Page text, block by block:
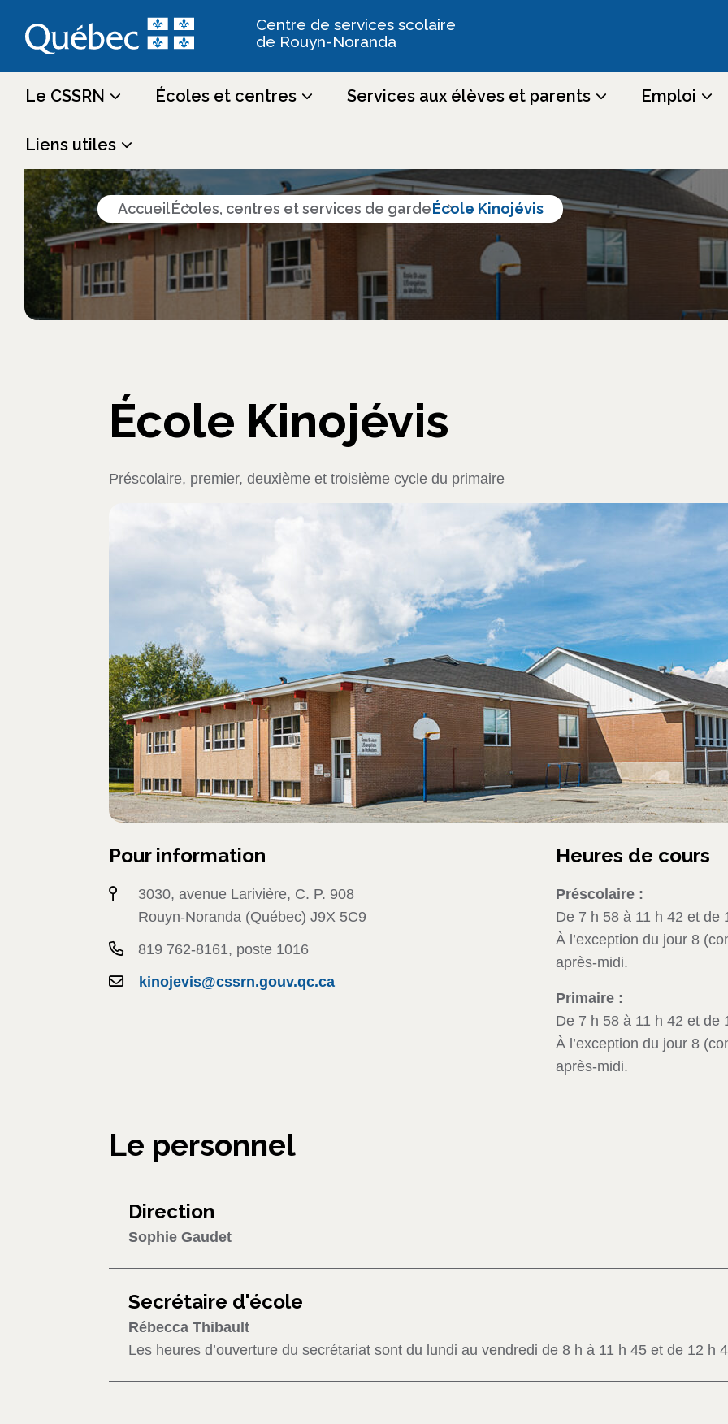
Centre de services scolaire
de Rouyn-Noranda
Le CSSRN Écoles et centres Services aux élèves et parents Emploi
Liens utiles
AccueilÉcoles, centres et services de gardeÉcole Kinojévis
École Kinojévis
Préscolaire, premier, deuxième et troisième cycle du primaire
Pour information
3030, avenue Larivière, C. P. 908
Rouyn-Noranda (Québec) J9X 5C9
819 762-8161, poste 1016
kinojevis@cssrn.gouv.qc.ca
Heures de cours
Préscolaire :
De 7 h 58 à 11 h 42 et de
À l’exception du jour 8
après-midi.
Primaire :
De 7 h 58 à 11 h 42 et de
À l’exception du jour 8
après-midi.
Le personnel
Direction
Sophie Gaudet
Secrétaire d'école
Rébecca Thibault
Les heures d’ouverture du secrétariat sont du lundi au vendredi de 8 h à 11 h 45 et de 12 h